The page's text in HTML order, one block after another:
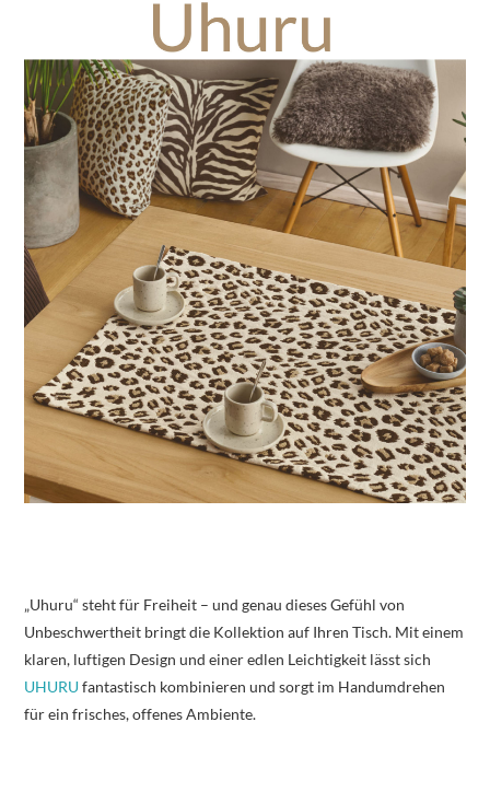
„Uhuru“ steht für Freiheit – und genau dieses Gefühl von
Unbeschwertheit bringt die Kollektion auf Ihren Tisch. Mit einem
klaren, luftigen Design und einer edlen Leichtigkeit lässt sich
UHURUfantastisch kombinieren und sorgt im Handumdrehen
für ein frisches, offenes Ambiente.